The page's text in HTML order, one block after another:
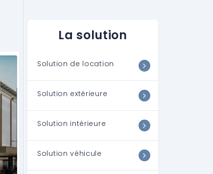
La solution
Solution de location
Solution extérieure
Solution intérieure
Solution véhicule